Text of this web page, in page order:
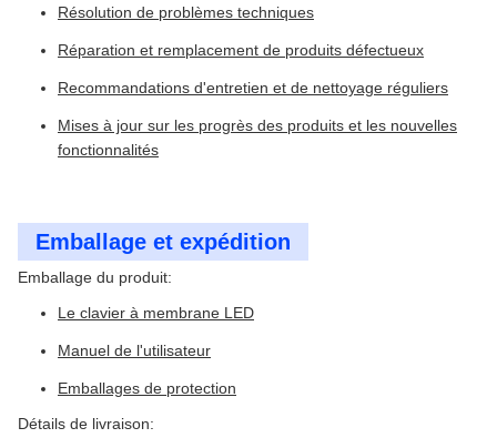
Résolution de problèmes techniques
Réparation et remplacement de produits défectueux
Recommandations d'entretien et de nettoyage réguliers
Mises à jour sur les progrès des produits et les nouvelles
fonctionnalités
Emballage et expédition
Emballage du produit:
Le clavier à membrane LED
Manuel de l'utilisateur
Emballages de protection
Détails de livraison: